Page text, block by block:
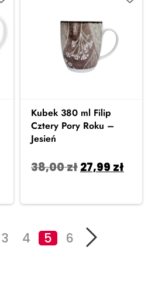
Kubek 380 ml Filip
Cztery Pory Roku –
Jesień
38,00zł27,99 zł
3 4 5 6